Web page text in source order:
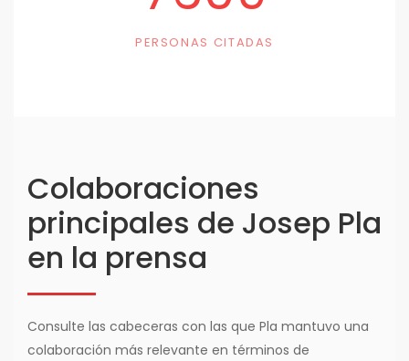
PERSONAS CITADAS
Colaboraciones
principales de Josep Pla
en la prensa
Consulte las cabeceras con las que Pla mantuvo una
colaboración más relevante en términos de